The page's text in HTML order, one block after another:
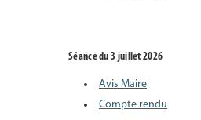
Séance du 3 juillet 2026
Avis Maire
Compte rendu